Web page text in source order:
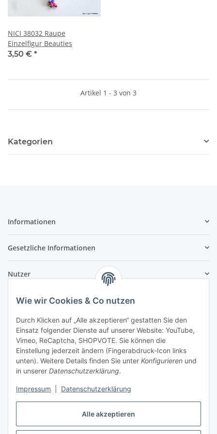
Alle akzeptieren
Wie wir Cookies & Co nutzen
Durch Klicken auf „Alle akzeptieren“ gestatten Sie den
Einsatz folgender Dienste auf unserer Website: YouTube,
Vimeo, ReCaptcha, SHOPVOTE. Sie können die
Einstellung jederzeit ändern (Fingerabdruck-Icon links
unten). Weitere Details finden Sie unter Konfigurieren und
in unserer Datenschutzerklärung.
Impressum Datenschutzerklärung
NICI 38032 Raupe
Einzelfigur Beauties
3,50 € *
Artikel 1 - 3 von 3
Kategorien
Informationen
Gesetzliche Informationen
Nutzer